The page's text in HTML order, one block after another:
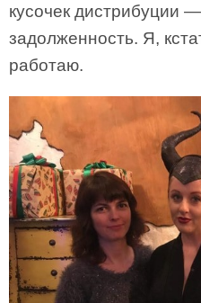
кусочек дистрибуции
задолженность. Я,
работаю.